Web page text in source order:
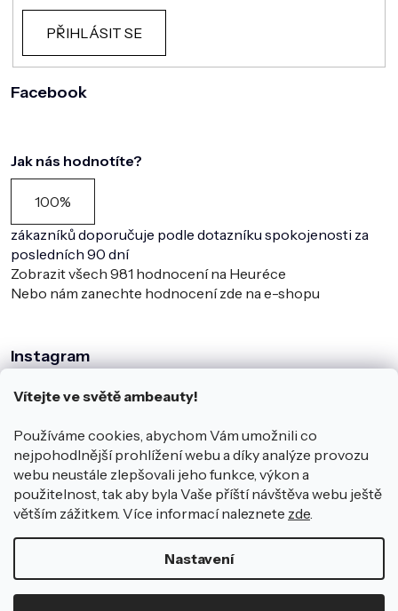
Vítejte ve světě ambeauty!
Používáme cookies, abychom Vám umožnili co
nejpohodlnější prohlížení webu a díky analýze provozu
webu neustále zlepšovali jeho funkce, výkon a
použitelnost, tak aby byla Vaše příští návštěva webu ještě
větším zážitkem. Více informací naleznete zde.
Nastavení
PŘIHLÁSIT SE
Facebook
Jak nás hodnotíte?
100%
zákazníků doporučuje podle dotazníku spokojenosti za
posledních 90 dní
Zobrazit všech 981 hodnocení na Heuréce
Nebo nám zanechte hodnocení zde na e-shopu
Instagram
Sledovat na Instagramu